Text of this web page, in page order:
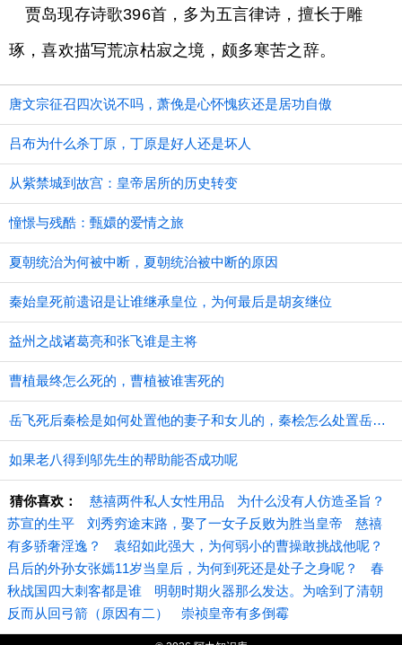
贾岛现存诗歌396首，多为五言律诗，擅长于雕
琢，喜欢描写荒凉枯寂之境，颇多寒苦之辞。
唐文宗征召四次说不吗，萧俛是心怀愧疚还是居功自傲
吕布为什么杀丁原，丁原是好人还是坏人
从紫禁城到故宫：皇帝居所的历史转变
憧憬与残酷：甄嬛的爱情之旅
夏朝统治为何被中断，夏朝统治被中断的原因
秦始皇死前遗诏是让谁继承皇位，为何最后是胡亥继位
益州之战诸葛亮和张飞谁是主将
曹植最终怎么死的，曹植被谁害死的
​岳飞死后秦桧是如何处置他的妻子和女儿的，秦桧怎么处置岳飞家人的
如果老八得到邬先生的帮助能否成功呢
猜你喜欢： 慈禧两件私人女性用品
为什么没有人仿造圣旨？
苏宣的生平
刘秀穷途末路，娶了一女子反败为胜当皇帝
慈禧
有多骄奢淫逸？
袁绍如此强大，为何弱小的曹操敢挑战他呢？
吕后的外孙女张嫣11岁当皇后，为何到死还是处子之身呢？
春
秋战国四大刺客都是谁
明朝时期火器那么发达。为啥到了清朝
反而从回弓箭（原因有二）
崇祯皇帝有多倒霉